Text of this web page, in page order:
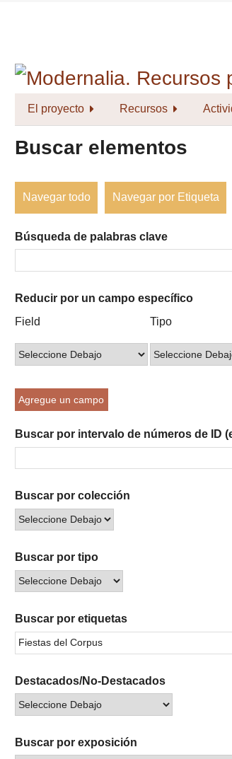
El proyecto Recursos
Buscar elementos
Navegar todo Navegar por Etiqueta
Búsqueda de palabras clave
of
rows
in
por
un
campo
específico":
Reducir por un campo específico
Campo
búsqueda
Tipo
búsqueda
Términos
búsqueda
Ensamblador
Búsqueda
Field Tipo
Agregue un campo
Buscar por intervalo de números de ID
Buscar por colección
Buscar por tipo
Buscar por etiquetas
Destacados/No-Destacados
Buscar por exposición